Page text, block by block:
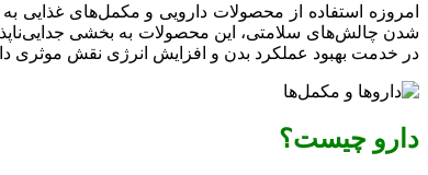
امروزه استفاده از محصولات دارویی و مکمل‌های
شدن چالش‌های سلامتی، این محصولات به بخشی
در خدمت بهبود عملکرد بدن و افزایش انرژی نقش موثری
دارو چیست؟